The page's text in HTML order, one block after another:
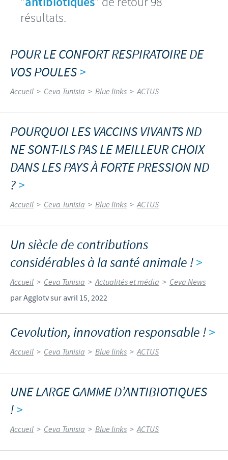
résultats.
POUR LE CONFORT RESPIRATOIRE DE
VOS POULES>
Accueil > Ceva Tunisia > Blue links > ACTUS
POURQUOI LES VACCINS VIVANTS ND
NE SONT-ILS PAS LE MEILLEUR CHOIX
DANS LES PAYS À FORTE PRESSION ND
?>
Accueil > Ceva Tunisia > Blue links > ACTUS
Un siècle de contributions
considérables à la santé animale !>
Accueil > Ceva Tunisia > Actualités et média > Ceva News
par Agglotv sur avril 15, 2022
Cevolution, innovation responsable !>
Accueil > Ceva Tunisia > Blue links > ACTUS
UNE LARGE GAMME D’ANTIBIOTIQUES
!>
Accueil > Ceva Tunisia > Blue links > ACTUS